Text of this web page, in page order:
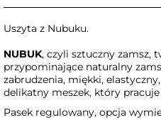
Uszyta z Nubuku.
NUBUK, czyli sztuczny zamsz,
przypominające naturalny
zabrudzenia, miękki,
delikatny meszek, który
Pasek regulowany, opcja